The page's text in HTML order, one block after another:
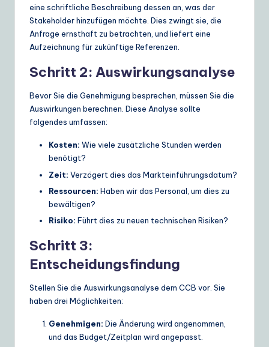
eine schriftliche Beschreibung dessen an, was der
Stakeholder hinzufügen möchte. Dies zwingt sie, die
Anfrage ernsthaft zu betrachten, und liefert eine
Aufzeichnung für zukünftige Referenzen.
Schritt 2: Auswirkungsanalyse
Bevor Sie die Genehmigung besprechen, müssen Sie die
Auswirkungen berechnen. Diese Analyse sollte
folgendes umfassen:
Kosten: Wie viele zusätzliche Stunden werden
benötigt?
Zeit: Verzögert dies das Markteinführungsdatum?
Ressourcen: Haben wir das Personal, um dies zu
bewältigen?
Risiko: Führt dies zu neuen technischen Risiken?
Schritt 3:
Entscheidungsfindung
Stellen Sie die Auswirkungsanalyse dem CCB vor. Sie
haben drei Möglichkeiten:
Genehmigen: Die Änderung wird angenommen,
und das Budget/Zeitplan wird angepasst.